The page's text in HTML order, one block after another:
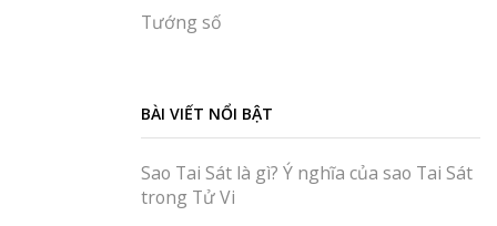
Tướng số
BÀI VIẾT NỔI BẬT
Sao Tai Sát là gì? Ý nghĩa của sao Tai Sát
trong Tử Vi